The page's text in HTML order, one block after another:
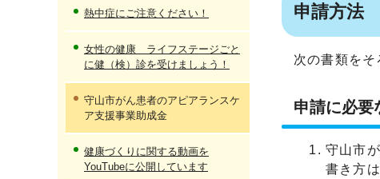
申請方法
次の書類をそ
申請に必要
守山市
書き方
熱中症にご注意ください！
女性の健康 ライフステージごと
に健（検）診を受けましょう！
守山市がん患者のアピアランスケ
ア支援事業助成金
健康づくりに関する動画を
YouTubeに公開しています